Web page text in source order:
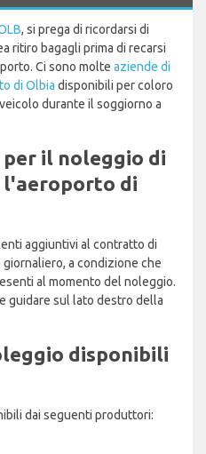
, si prega di ricordarsi di
ritiro bagagli prima di recarsi
Ci sono molte aziende di
di Olbia disponibili per coloro
durante il soggiorno a
il noleggio di
l'aeroporto di
aggiuntivi al contratto di
a condizione che
al momento del noleggio.
guidare sul lato destro della
disponibili
dai seguenti produttori: